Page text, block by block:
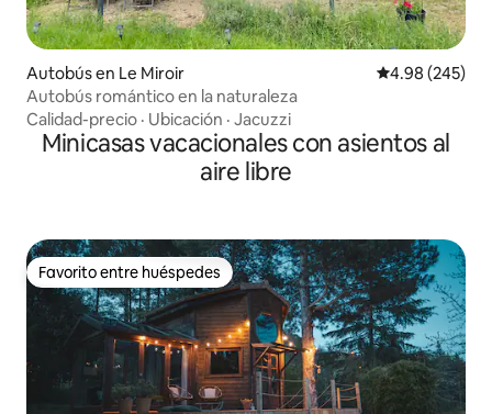
Autobús en Le Miroir Calificación
4.98 (245)
Autobús romántico en la naturaleza
Calidad-precio · Ubicación · Jacuzzi
Minicasas vacacionales con asientos al
aire libre
Favorito entre huéspedes
Favorito entre huéspedes